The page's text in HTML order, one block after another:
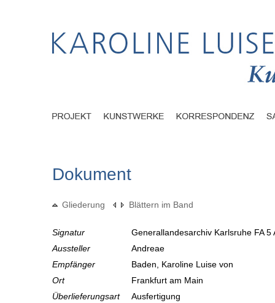
Dokument
Gliederung Blättern im Band
Signatur
Generallandesarchiv Karlsruhe FA
Aussteller
Andreae
Empfänger
Baden, Karoline Luise von
Ort
Frankfurt am Main
Überlieferungsart
Ausfertigung